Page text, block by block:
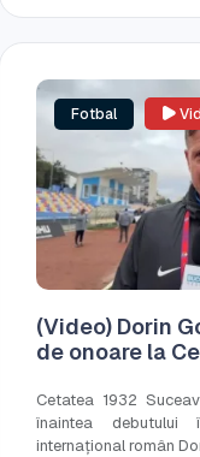
Fotbal
(Video) Dorin
de onoare la
Cetatea 1932
înaintea
internațional român